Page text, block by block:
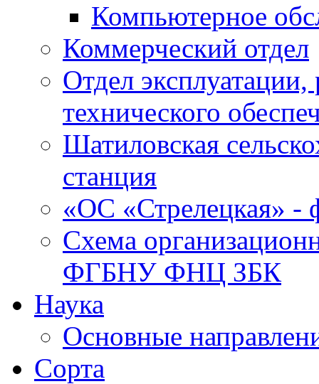
Компьютерное
Коммерческий отдел
Отдел
технического
Шатиловская
станция
«ОС «Стрелецкая»
Схема
ФГБНУ ФНЦ ЗБК
Наука
Основные
Сорта